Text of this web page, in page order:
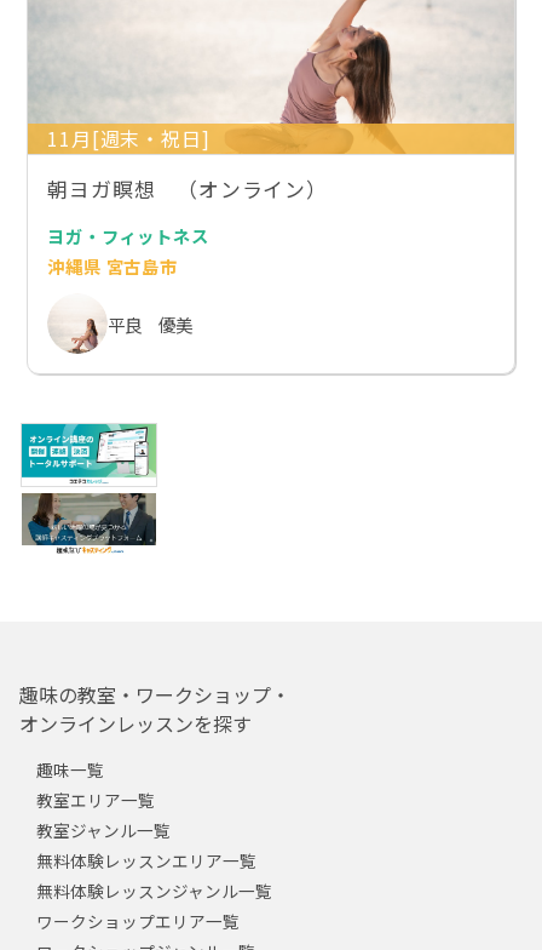
11月[週末・祝日]
朝ヨガ瞑想 （オンライン）
ヨガ・フィットネス
沖縄県 宮古島市
平良 優美
趣味の教室・ワークショップ・
オンラインレッスンを探す
趣味一覧
教室エリア一覧
教室ジャンル一覧
無料体験レッスンエリア一覧
無料体験レッスンジャンル一覧
ワークショップエリア一覧